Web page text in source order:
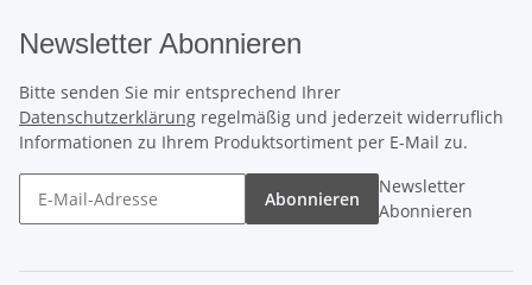
Newsletter Abonnieren
Bitte senden Sie mir entsprechend Ihrer
Datenschutzerklärung regelmäßig und jederzeit widerruflich
Informationen zu Ihrem Produktsortiment per E-Mail zu.
Abonnieren
Newsletter
Abonnieren